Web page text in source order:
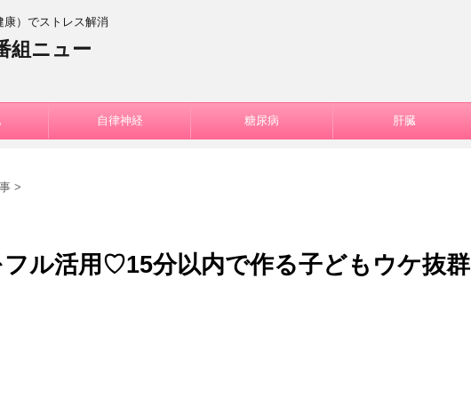
）でストレス解消
組ニュー
自律神経 糖尿病 肝臓
>
ル活用♡15分以内で作る子どもウケ抜群